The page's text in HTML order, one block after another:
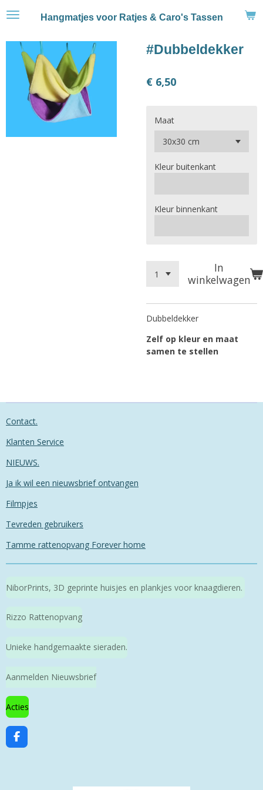
Ga
hoofdinhoud
Hangmatjes voor Ratjes & Caro's Tassen
#Dubbeldekker
€ 6,50
Maat
Kleur buitenkant
Kleur binnenkant
In
winkelwagen
Dubbeldekker
Zelf op kleur en maat
samen te stellen
Contact.
Klanten Service
NIEUWS.
Ja ik wil een nieuwsbrief ontvangen
Filmpjes
Tevreden gebruikers
Tamme rattenopvang Forever home
NiborPrints, 3D geprinte huisjes en plankjes voor knaagdieren.
Rizzo Rattenopvang
Unieke handgemaakte sieraden.
Aanmelden Nieuwsbrief
Acties
F
a